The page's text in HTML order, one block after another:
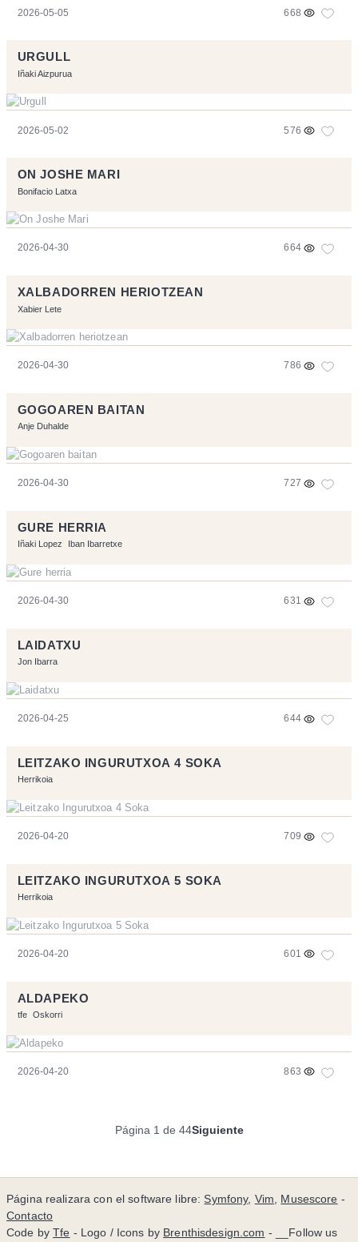
2026-05-05 668
URGULL
Iñaki Aizpurua
2026-05-02 576
ON JOSHE MARI
Bonifacio Latxa
2026-04-30 664
XALBADORREN HERIOTZEAN
Xabier Lete
2026-04-30 786
GOGOAREN BAITAN
Anje Duhalde
2026-04-30 727
GURE HERRIA
Iñaki Lopez Iban Ibarretxe
2026-04-30 631
LAIDATXU
Jon Ibarra
2026-04-25 644
LEITZAKO INGURUTXOA 4 SOKA
Herrikoia
2026-04-20 709
LEITZAKO INGURUTXOA 5 SOKA
Herrikoia
2026-04-20 601
ALDAPEKO
tfe Oskorri
2026-04-20 863
Página 1 de 44Siguiente
Página realizara con el software libre:Symfony, Vim, Musescore -
Contacto
Code byTfe - Logo / Icons by Brenthisdesign.com - __Follow us